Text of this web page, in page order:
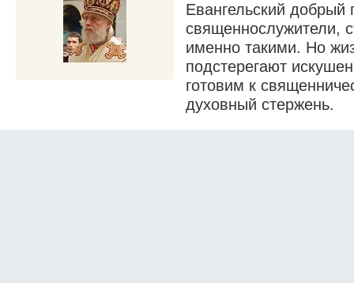
Евангельский
священнослужители,
именно такими. Но
подстерегают
готовим к
духовный стержень.